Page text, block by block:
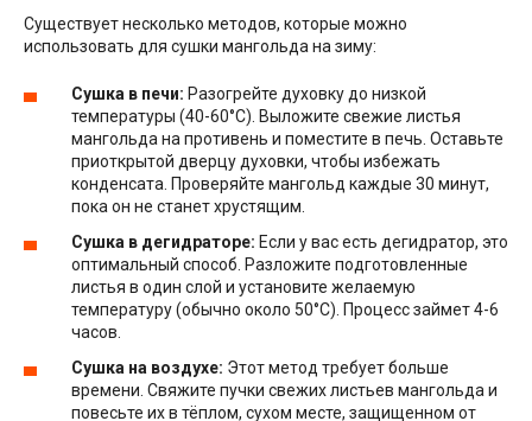
Существует несколько методов, которые можно
использовать для сушки мангольда на зиму:
Сушка в печи: Разогрейте духовку до низкой
температуры (40-60°С). Выложите свежие листья
мангольда на противень и поместите в печь. Оставьте
приоткрытой дверцу духовки, чтобы избежать
конденсата. Проверяйте мангольд каждые 30 минут,
пока он не станет хрустящим.
Сушка в дегидраторе: Если у вас есть дегидратор, это
оптимальный способ. Разложите подготовленные
листья в один слой и установите желаемую
температуру (обычно около 50°С). Процесс займет 4-6
часов.
Сушка на воздухе: Этот метод требует больше
времени. Свяжите пучки свежих листьев мангольда и
повесьте их в тёплом, сухом месте, защищенном от